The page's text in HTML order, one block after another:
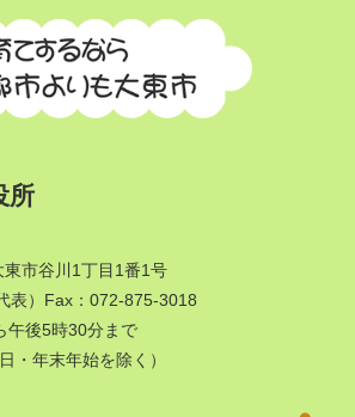
所
市谷川1丁目1番1号
） Fax：072-875-3018
午後5時30分まで
・年末年始を除く）